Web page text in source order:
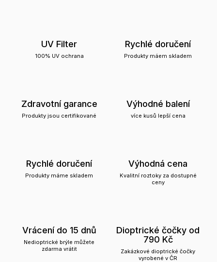
UV Filter
100% UV ochrana
Rychlé doručení
Produkty máem skladem
Zdravotní garance
Produkty jsou certifikované
Výhodné balení
více kusů lepší cena
Rychlé doručení
Produkty máme skladem
Výhodná cena
Kvalitní roztoky za dostupné
ceny
Vrácení do 15 dnů
Nedioptrické brýle můžete
zdarma vrátit
Dioptrické čočky od
790 Kč
Zakázkové dioptrické čočky
vyrobené v ČR